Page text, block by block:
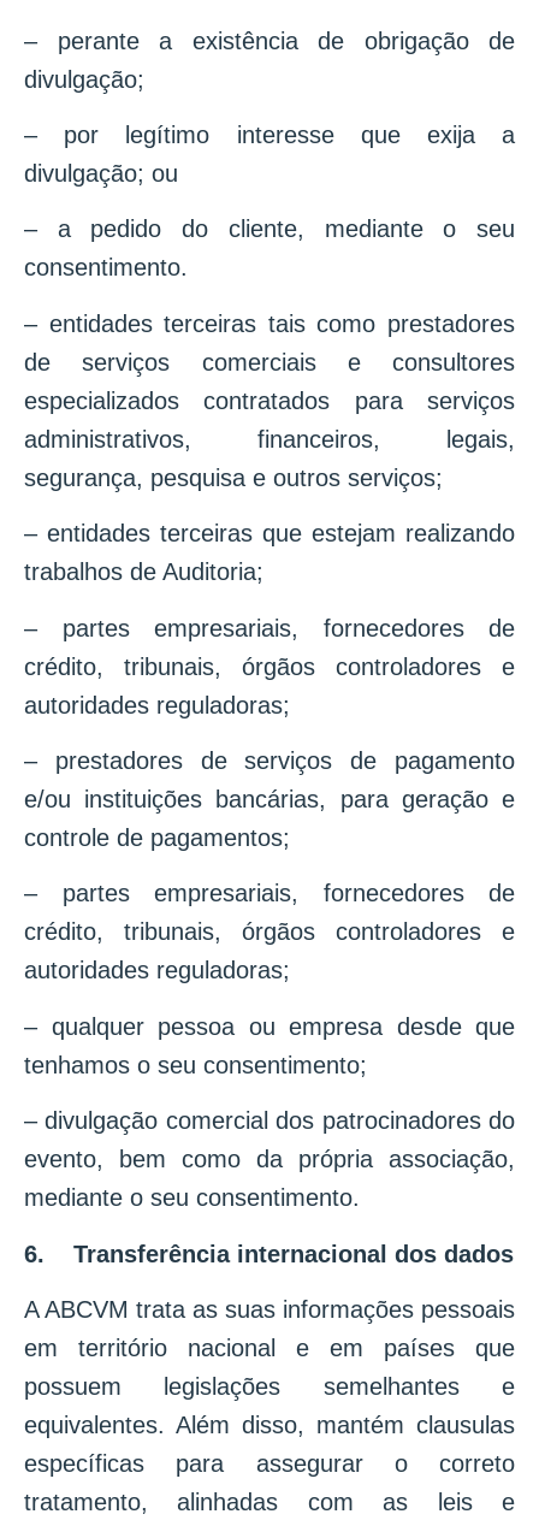
– perante a existência de obrigação de
divulgação;
– por legítimo interesse que exija a
divulgação; ou
– a pedido do cliente, mediante o seu
consentimento.
– entidades terceiras tais como prestadores
de serviços comerciais e consultores
especializados contratados para serviços
administrativos, financeiros, legais,
segurança, pesquisa e outros serviços;
– entidades terceiras que estejam realizando
trabalhos de Auditoria;
– partes empresariais, fornecedores de
crédito, tribunais, órgãos controladores e
autoridades reguladoras;
– prestadores de serviços de pagamento
e/ou instituições bancárias, para geração e
controle de pagamentos;
– partes empresariais, fornecedores de
crédito, tribunais, órgãos controladores e
autoridades reguladoras;
– qualquer pessoa ou empresa desde que
tenhamos o seu consentimento;
– divulgação comercial dos patrocinadores do
evento, bem como da própria associação,
mediante o seu consentimento.
6. Transferência internacional dos dados
A ABCVM trata as suas informações pessoais
em território nacional e em países que
possuem legislações semelhantes e
equivalentes. Além disso, mantém clausulas
específicas para assegurar o correto
tratamento, alinhadas com as leis e